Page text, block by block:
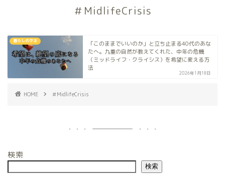
＃MidlifeCrisis
暮らしのタネ
「このままでいいのか」と立ち止まる40代のあな
たへ。九重の自然が教えてくれた、中年の危機
（ミッドライフ・クライシス）を希望に変える方
法
2026年1月18日
HOME ＃MidlifeCrisis
検索
検索